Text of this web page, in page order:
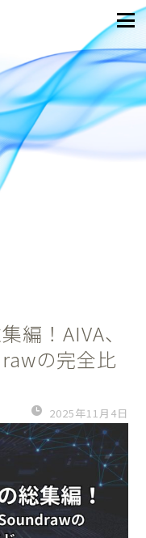
編！AIVA、
の完全比
2025年11月4日